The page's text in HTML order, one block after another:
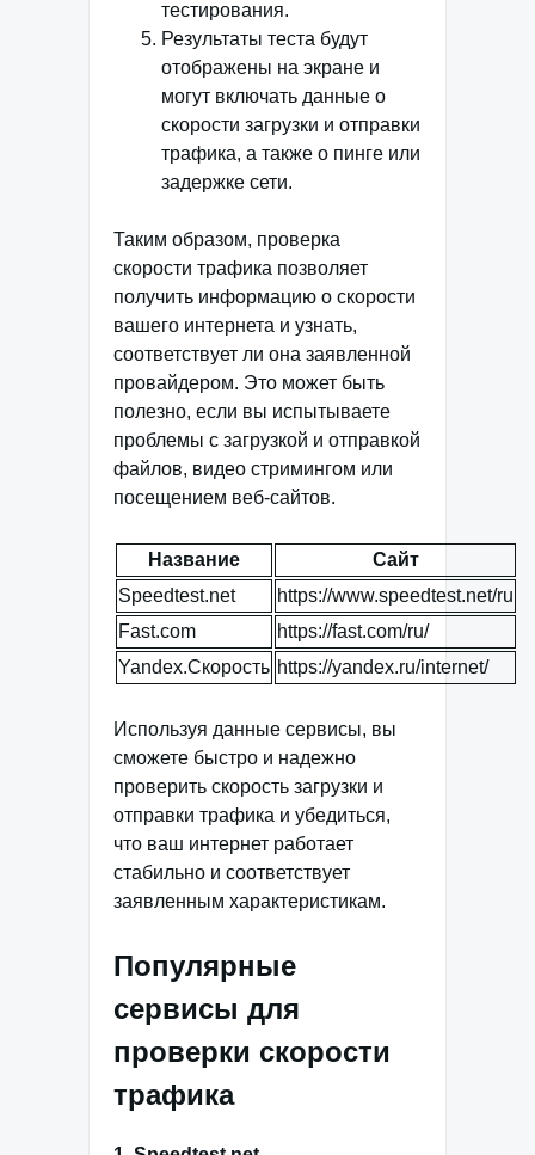
тестирования.
Результаты теста будут
отображены на экране и
могут включать данные о
скорости загрузки и отправки
трафика, а также о пинге или
задержке сети.
Таким образом, проверка
скорости трафика позволяет
получить информацию о скорости
вашего интернета и узнать,
соответствует ли она заявленной
провайдером. Это может быть
полезно, если вы испытываете
проблемы с загрузкой и отправкой
файлов, видео стримингом или
посещением веб-сайтов.
Название
Сайт
Speedtest.net
https://www.speedtest.net/ru
Fast.com
https://fast.com/ru/
Yandex.Скорость https://yandex.ru/internet/
Используя данные сервисы, вы
сможете быстро и надежно
проверить скорость загрузки и
отправки трафика и убедиться,
что ваш интернет работает
стабильно и соответствует
заявленным характеристикам.
Популярные
сервисы для
проверки скорости
трафика